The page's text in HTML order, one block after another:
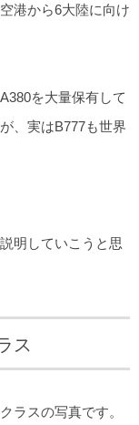
港から6大陸に向け
を大量保有して
、実はB777も世界
明していこうと思
ス
ラスの写真です。